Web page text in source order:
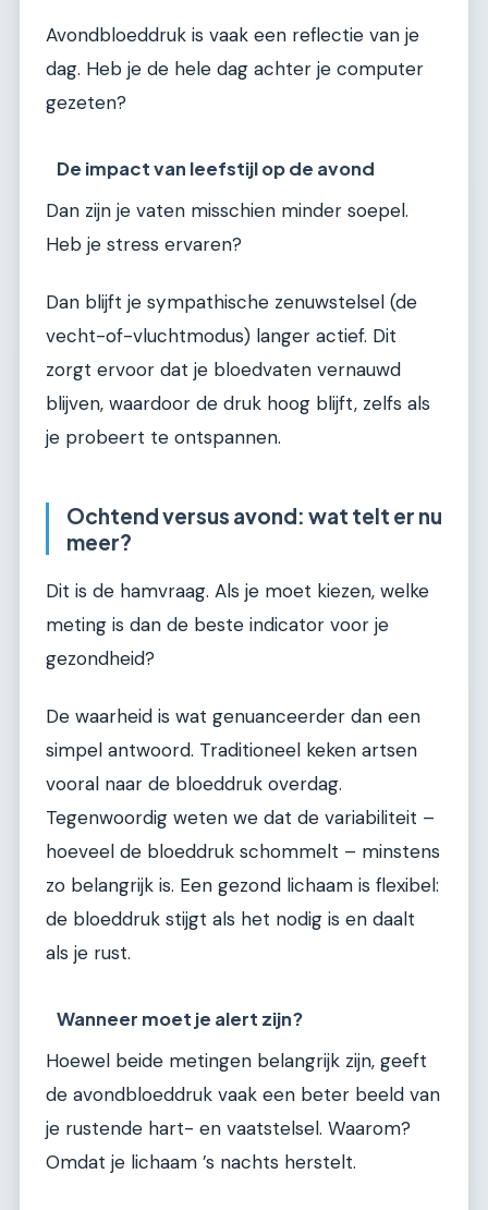
Avondbloeddruk is vaak een reflectie van je
dag. Heb je de hele dag achter je computer
gezeten?
De impact van leefstijl op de avond
Dan zijn je vaten misschien minder soepel.
Heb je stress ervaren?
Dan blijft je sympathische zenuwstelsel (de
vecht-of-vluchtmodus) langer actief. Dit
zorgt ervoor dat je bloedvaten vernauwd
blijven, waardoor de druk hoog blijft, zelfs als
je probeert te ontspannen.
Ochtend versus avond: wat telt er nu
meer?
Dit is de hamvraag. Als je moet kiezen, welke
meting is dan de beste indicator voor je
gezondheid?
De waarheid is wat genuanceerder dan een
simpel antwoord. Traditioneel keken artsen
vooral naar de bloeddruk overdag.
Tegenwoordig weten we dat de variabiliteit –
hoeveel de bloeddruk schommelt – minstens
zo belangrijk is. Een gezond lichaam is flexibel:
de bloeddruk stijgt als het nodig is en daalt
als je rust.
Wanneer moet je alert zijn?
Hoewel beide metingen belangrijk zijn, geeft
de avondbloeddruk vaak een beter beeld van
je rustende hart- en vaatstelsel. Waarom?
Omdat je lichaam ’s nachts herstelt.